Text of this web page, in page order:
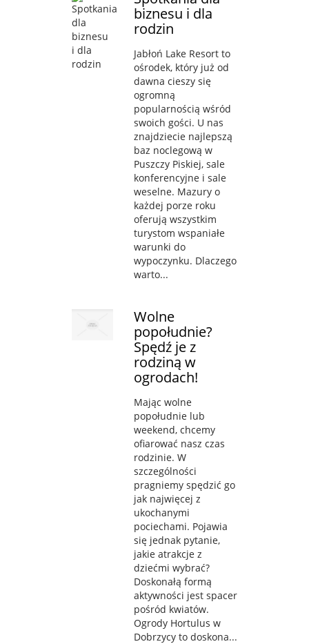
biznesu i dla
rodzin
Jabłoń Lake Resort to
ośrodek, który już od
dawna cieszy się
ogromną
popularnością wśród
swoich gości. U nas
znajdziecie najlepszą
baz noclegową w
Puszczy Piskiej, sale
konferencyjne i sale
weselne. Mazury o
każdej porze roku
oferują wszystkim
turystom wspaniałe
warunki do
wypoczynku. Dlaczego
warto...
Wolne
popołudnie?
Spędź je z
rodziną w
ogrodach!
Mając wolne
popołudnie lub
weekend, chcemy
ofiarować nasz czas
rodzinie. W
szczególności
pragniemy spędzić go
jak najwięcej z
ukochanymi
pociechami. Pojawia
się jednak pytanie,
jakie atrakcje z
dziećmi wybrać?
Doskonałą formą
aktywności jest spacer
pośród kwiatów.
Ogrody Hortulus w
Dobrzycy to doskona...